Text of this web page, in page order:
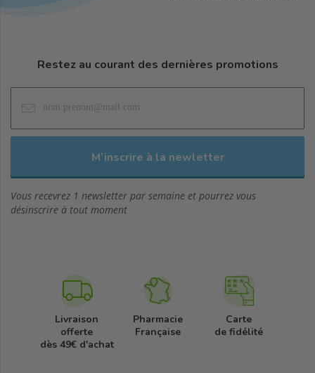
Restez au courant des dernières promotions
Vous recevrez 1 newsletter par semaine et pourrez vous
désinscrire à tout moment
Livraison
offerte
dès 49€ d'achat
Pharmacie
Française
Carte
de fidélité